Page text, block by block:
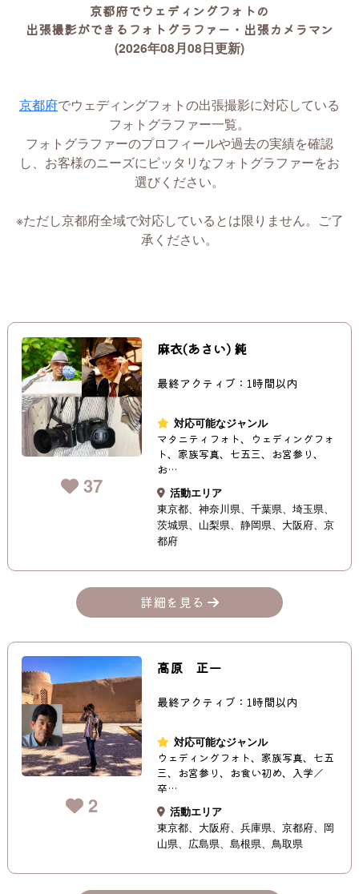
京都府でウェディングフォトの
出張撮影ができるフォトグラファー・出張カメラマン
(2026年08月08日更新)
京都府でウェディングフォトの出張撮影に対応している
フォトグラファー一覧。
フォトグラファーのプロフィールや過去の実績を確認
し、お客様のニーズにピッタリなフォトグラファーをお
選びください。
※ただし京都府全域で対応しているとは限りません。ご了
承ください。
37
麻衣(あさい) 純
最終アクティブ：1時間以内
対応可能なジャンル
マタニティフォト、ウェディングフォ
ト、家族写真、七五三、お宮参り、
お…
活動エリア
東京都
神奈川県 千葉県
埼玉県
茨城県
山梨県 静岡県 大阪府
京
都府
詳細を見る
2
高原 正一
最終アクティブ：1時間以内
対応可能なジャンル
ウェディングフォト、家族写真、七五
三、お宮参り、お食い初め、入学／
卒…
活動エリア
東京都
大阪府 兵庫県 京都府
岡
山県
広島県 島根県 鳥取県